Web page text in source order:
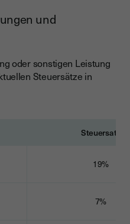
und
oder sonstigen Leistung
Steuersätze in
Steuersatz
19%
7%